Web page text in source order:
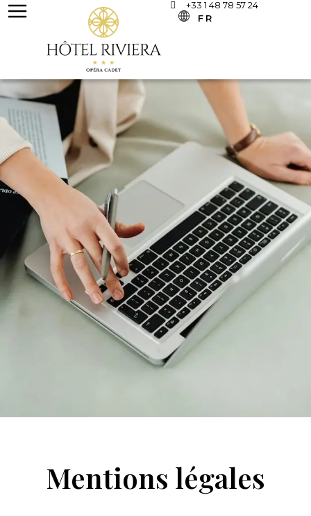
+33 1 48 78 57 24
FR
Mentions légales